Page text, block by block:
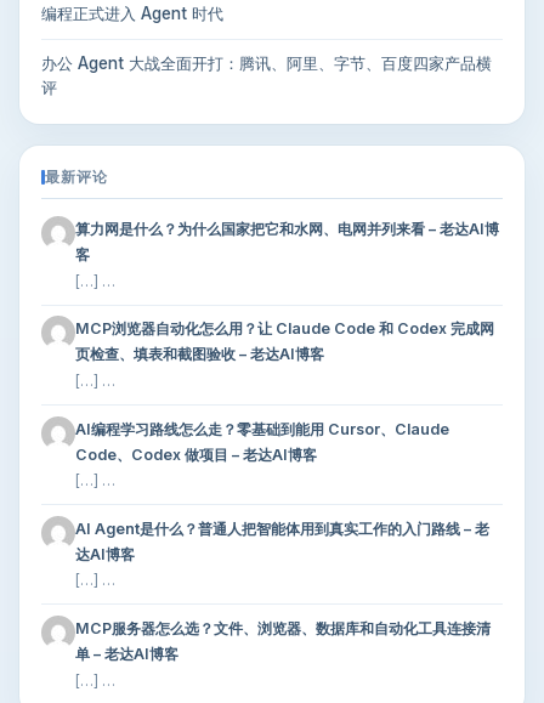
编程正式进入 Agent 时代
办公 Agent 大战全面开打：腾讯、阿里、字节、百度四家产品横
评
最新评论
算力网是什么？为什么国家把它和水网、电网并列来看 – 老达AI博
客
[…] …
MCP浏览器自动化怎么用？让 Claude Code 和 Codex 完成网
页检查、填表和截图验收 – 老达AI博客
[…] …
AI编程学习路线怎么走？零基础到能用 Cursor、Claude
Code、Codex 做项目 – 老达AI博客
[…] …
AI Agent是什么？普通人把智能体用到真实工作的入门路线 – 老
达AI博客
[…] …
MCP服务器怎么选？文件、浏览器、数据库和自动化工具连接清
单 – 老达AI博客
[…] …